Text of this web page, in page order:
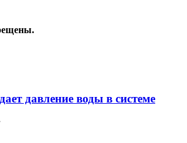
давление воды в системе